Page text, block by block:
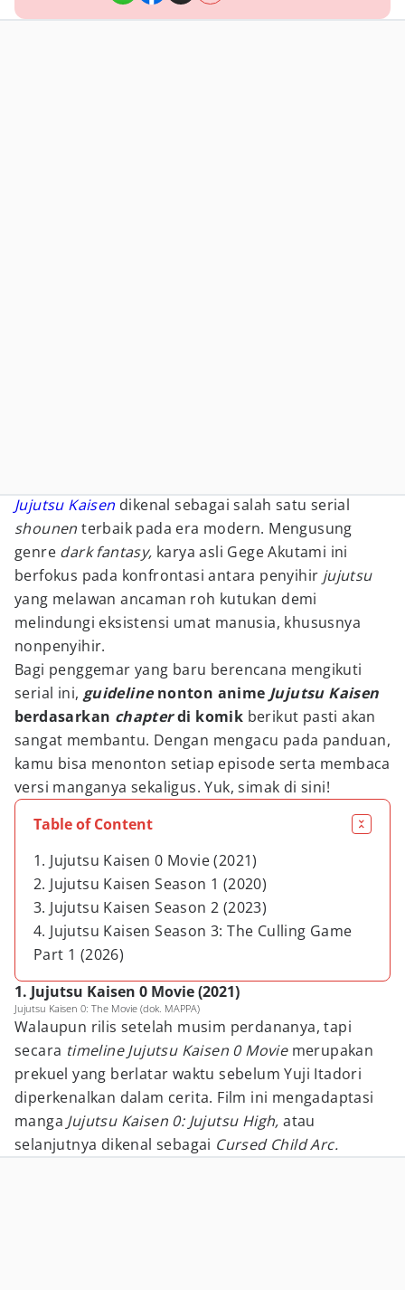
Jujutsu Kaisen dikenal sebagai salah satu serial
shounenterbaik pada era modern. Mengusung
genre dark fantasy, karya asli Gege Akutami ini
berfokus pada konfrontasi antara penyihir jujutsu
yang melawan ancaman roh kutukan demi
melindungi eksistensi umat manusia, khususnya
nonpenyihir.
Bagi penggemar yang baru berencana mengikuti
serial ini, guidelinenonton anime Jujutsu Kaisen
berdasarkan chapterdi komik berikut pasti akan
sangat membantu. Dengan mengacu pada panduan,
kamu bisa menonton setiap episode serta membaca
versi manganya sekaligus. Yuk, simak di sini!
Table of Content
1. Jujutsu Kaisen 0 Movie (2021)
2. Jujutsu Kaisen Season 1 (2020)
3. Jujutsu Kaisen Season 2 (2023)
4. Jujutsu Kaisen Season 3: The Culling Game
Part 1 (2026)
1. Jujutsu Kaisen 0 Movie (2021)
Jujutsu Kaisen 0: The Movie (dok. MAPPA)
Walaupun rilis setelah musim perdananya, tapi
secara timeline Jujutsu Kaisen 0 Movie merupakan
prekuel yang berlatar waktu sebelum Yuji Itadori
diperkenalkan dalam cerita. Film ini mengadaptasi
manga Jujutsu Kaisen 0: Jujutsu High,atau
selanjutnya dikenal sebagai Cursed Child Arc.